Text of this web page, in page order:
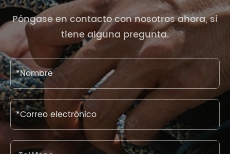
Póngase en contacto con nosotros ahora, si
tiene alguna pregunta.